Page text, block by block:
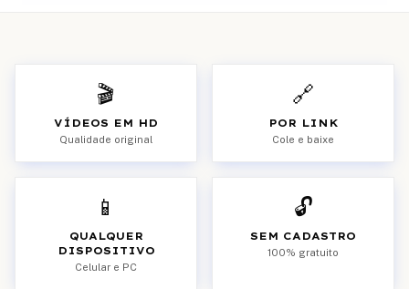
🎬
VÍDEOS EM HD
Qualidade original
🔗
POR LINK
Cole e baixe
📱
QUALQUER
DISPOSITIVO
Celular e PC
🔓
SEM CADASTRO
100% gratuito